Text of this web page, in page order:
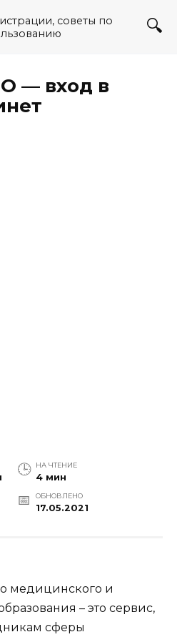
советы по
— вход в
НА ЧТЕНИЕ
4 мин
ОБНОВЛЕНО
17.05.2021
медицинского и
– это сервис,
сферы